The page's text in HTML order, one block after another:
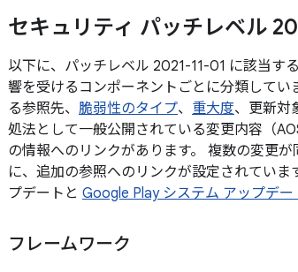
セキュリティ パッチレベル
以下に、パッチレベル 2021-11-01 に該当す
響を受けるコンポーネントごとに分類して
る参照先、 脆弱性のタイプ、 重大度、更新対
処法として一般公開されている変更内容（
の情報へのリンクがあります。 複数の変更
に、追加の参照へのリンクが設定されてい
プデートと Google Play システム アップデー
フレームワーク